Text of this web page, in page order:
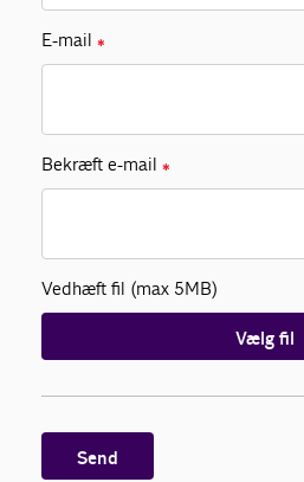
E-mail ✱
Bekræft e-mail ✱
Vedhæft fil (max 5MB)
Vælg fil
Send